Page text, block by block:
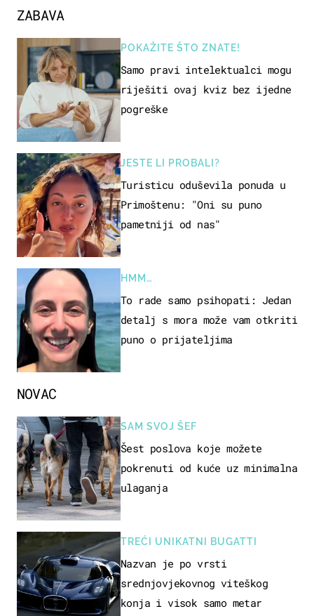
ZABAVA
POKAŽITE ŠTO ZNATE!
Samo pravi intelektualci mogu
riješiti ovaj kviz bez ijedne
pogreške
JESTE LI PROBALI?
Turisticu oduševila ponuda u
Primoštenu: "Oni su puno
pametniji od nas"
HMM…
To rade samo psihopati: Jedan
detalj s mora može vam otkriti
puno o prijateljima
NOVAC
SAM SVOJ ŠEF
Šest poslova koje možete
pokrenuti od kuće uz minimalna
ulaganja
TREĆI UNIKATNI BUGATTI
Nazvan je po vrsti
srednjovjekovnog viteškog
konja i visok samo metar